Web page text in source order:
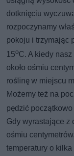
dotknięciu
rozpoczynamy
pokoju i trzymając
15oC. A kiedy
około ośmiu
roślinę w miejscu
Możemy też na
pędzić
Gdy wyrastające z
ośmiu
temperatury o